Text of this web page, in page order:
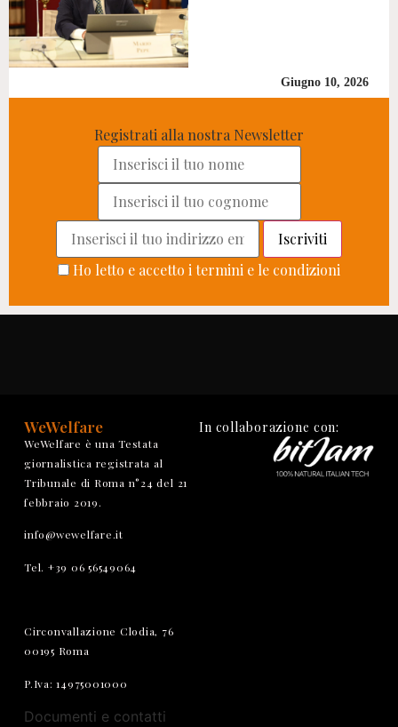
Giugno 10, 2026
Registrati alla nostra Newsletter
Ho letto e accetto i termini e le condizioni
WeWelfare
WeWelfare è una Testata
giornalistica registrata al
Tribunale di Roma n°24 del 21
febbraio 2019.
info@wewelfare.it
Tel. +39 06 56549064
Circonvallazione Clodia, 76
00195 Roma
P.Iva: 14975001000
Documenti e contatti
In collaborazione con: